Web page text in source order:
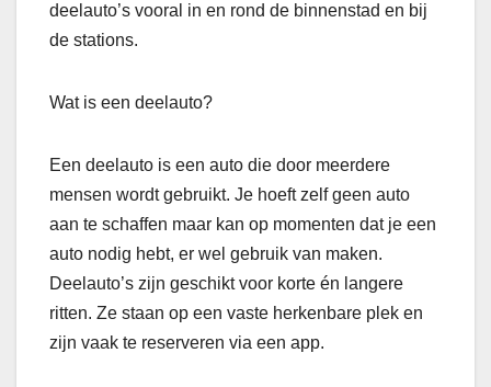
deelauto’s vooral in en rond de binnenstad en bij
de stations.
Wat is een deelauto?
Een deelauto is een auto die door meerdere
mensen wordt gebruikt. Je hoeft zelf geen auto
aan te schaffen maar kan op momenten dat je een
auto nodig hebt, er wel gebruik van maken.
Deelauto’s zijn geschikt voor korte én langere
ritten. Ze staan op een vaste herkenbare plek en
zijn vaak te reserveren via een app.